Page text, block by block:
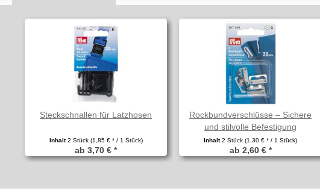
Steckschnallen für Latzhosen
Inhalt2 Stück (1,85 € * / 1 Stück)
ab 3,70 € *
Rockbundverschlüsse – Sichere
und stilvolle Befestigung
Inhalt2 Stück(1,30 € * / 1 Stück)
ab 2,60 € *